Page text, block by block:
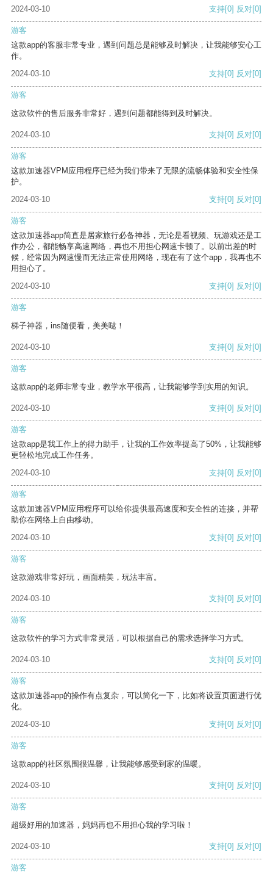
2024-03-10 支持[0] 反对[0]
游客
这款app的客服非常专业，遇到问题总是能够及时解决，让我能够安心工
作。
2024-03-10
支持[0] 反对[0]
游客
这款软件的售后服务非常好，遇到问题都能得到及时解决。
2024-03-10 支持[0] 反对[0]
游客
这款加速器VPM应用程序已经为我们带来了无限的流畅体验和安全性保
护。
2024-03-10
支持[0] 反对[0]
游客
这款加速器app简直是居家旅行必备神器，无论是看视频、玩游戏还是工
作办公，都能畅享高速网络，再也不用担心网速卡顿了。以前出差的时
候，经常因为网速慢而无法正常使用网络，现在有了这个app，我再也不
用担心了。
2024-03-10
支持[0] 反对[0]
游客
梯子神器，ins随便看，美美哒！
2024-03-10 支持[0] 反对[0]
游客
这款app的老师非常专业，教学水平很高，让我能够学到实用的知识。
2024-03-10 支持[0] 反对[0]
游客
这款app是我工作上的得力助手，让我的工作效率提高了50%，让我能够
更轻松地完成工作任务。
2024-03-10
支持[0] 反对[0]
游客
这款加速器VPM应用程序可以给你提供最高速度和安全性的连接，并帮
助你在网络上自由移动。
2024-03-10
支持[0] 反对[0]
游客
这款游戏非常好玩，画面精美，玩法丰富。
2024-03-10 支持[0] 反对[0]
游客
这款软件的学习方式非常灵活，可以根据自己的需求选择学习方式。
2024-03-10 支持[0] 反对[0]
游客
这款加速器app的操作有点复杂，可以简化一下，比如将设置页面进行优
化。
2024-03-10
支持[0] 反对[0]
游客
这款app的社区氛围很温馨，让我能够感受到家的温暖。
2024-03-10 支持[0] 反对[0]
游客
超级好用的加速器，妈妈再也不用担心我的学习啦！
2024-03-10 支持[0] 反对[0]
游客